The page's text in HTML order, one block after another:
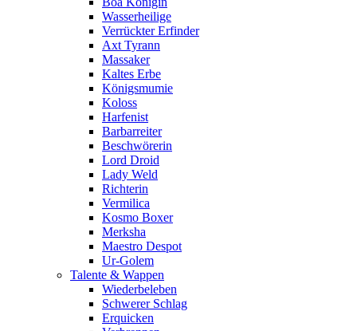
Wasserheilige
Verrückter Erfinder
Axt Tyrann
Massaker
Kaltes Erbe
Königsmumie
Koloss
Harfenist
Barbarreiter
Beschwörerin
Lord Droid
Lady Weld
Richterin
Vermilica
Kosmo Boxer
Merksha
Maestro Despot
Ur-Golem
Talente & Wappen
Wiederbeleben
Schwerer Schlag
Erquicken